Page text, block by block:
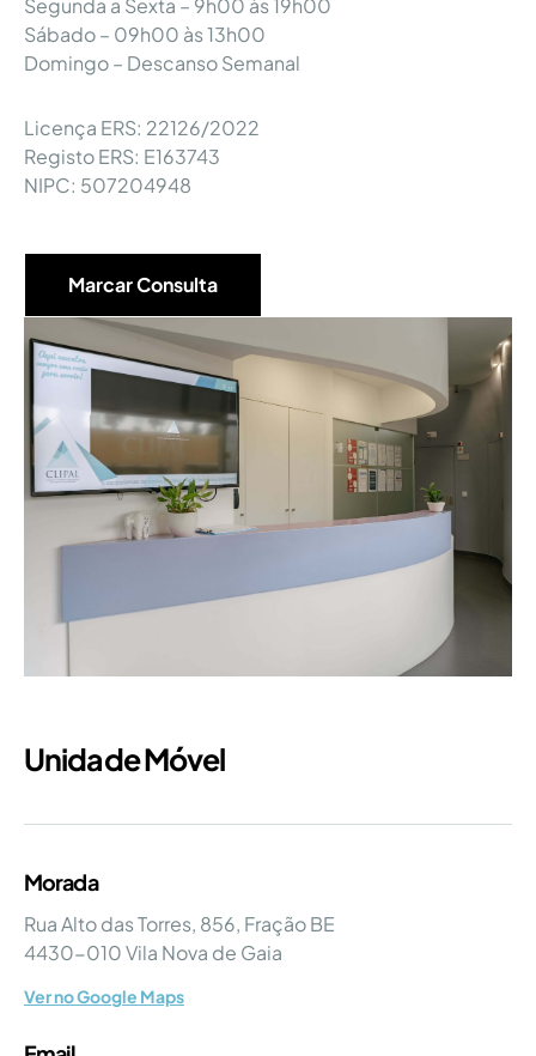
Sábado – 09h00 às 13h00
Domingo – Descanso Semanal
Licença ERS: 22126/2022
Registo ERS: E163743
NIPC: 507204948
Marcar Consulta
Unidade Móvel
Morada
Rua Alto das Torres, 856, Fração BE
4430-010 Vila Nova de Gaia
Ver no Google Maps